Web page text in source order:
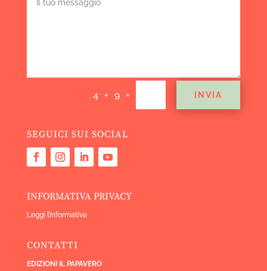
4 + 9 = INVIA
SEGUICI SUI SOCIAL
INFORMATIVA PRIVACY
Leggi l’informativa
CONTATTI
EDIZIONI IL PAPAVERO